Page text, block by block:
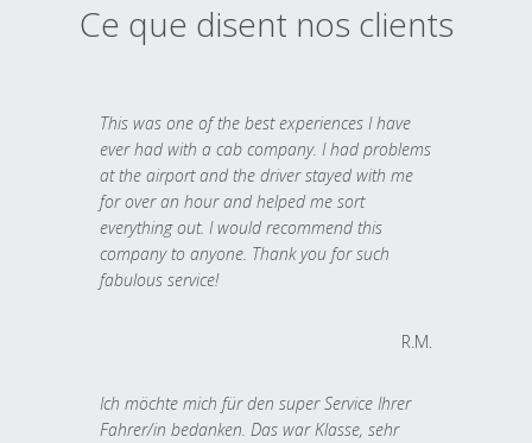
Ce que disent nos clients
This was one of the best experiences I have
ever had with a cab company. I had problems
at the airport and the driver stayed with me
for over an hour and helped me sort
everything out. I would recommend this
company to anyone. Thank you for such
fabulous service!
R.M.
Ich möchte mich für den super Service Ihrer
Fahrer/in bedanken. Das war Klasse, sehr